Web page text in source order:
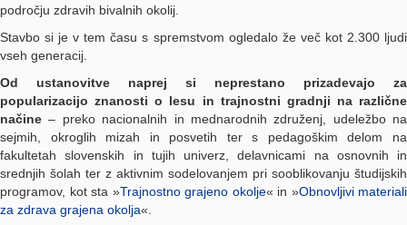
področju zdravih bivalnih okolij.
Stavbo si je v tem času s spremstvom ogledalo že več kot 2.300 ljudi
vseh generacij.
Od ustanovitve naprej si neprestano prizadevajo za
popularizacijo znanosti o lesu in trajnostni gradnji na različne
načine– preko nacionalnih in mednarodnih združenj, udeležbo na
sejmih, okroglih mizah in posvetih ter s pedagoškim delom na
fakultetah slovenskih in tujih univerz, delavnicami na osnovnih in
srednjih šolah ter z aktivnim sodelovanjem pri sooblikovanju študijskih
programov, kot sta »Trajnostno grajeno okolje« in »Obnovljivi materiali
za zdrava grajena okolja«.